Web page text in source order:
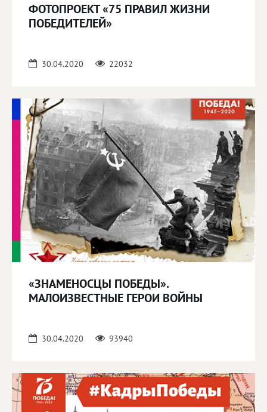
ФОТОПРОЕКТ «75 ПРАВИЛ ЖИЗНИ
ПОБЕДИТЕЛЕЙ»
30.04.2020 22032
«ЗНАМЕНОСЦЫ ПОБЕДЫ».
МАЛОИЗВЕСТНЫЕ ГЕРОИ ВОЙНЫ
30.04.2020 93940